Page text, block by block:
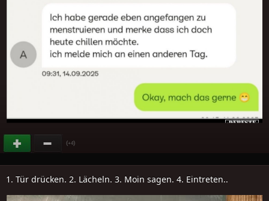
(+4)
1. Tür drücken. 2. Lächeln. 3. Moin sagen. 4. Eintreten..